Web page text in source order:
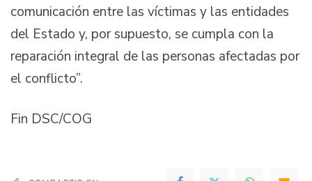
comunicación entre las víctimas y las entidades
del Estado y, por supuesto, se cumpla con la
reparación integral de las personas afectadas por
el conflicto”.
Fin DSC/COG